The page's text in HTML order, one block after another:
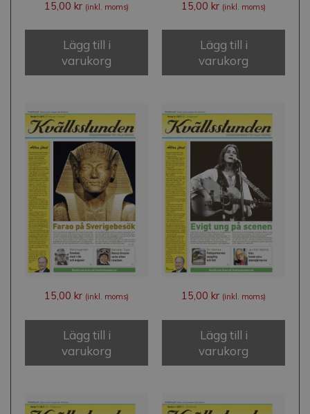
15,00 kr (inkl. moms)
Lägg till i
varukorg
15,00 kr (inkl. moms)
Lägg till i
varukorg
15,00 kr (inkl. moms)
Lägg till i
varukorg
15,00 kr (inkl. moms)
Lägg till i
varukorg